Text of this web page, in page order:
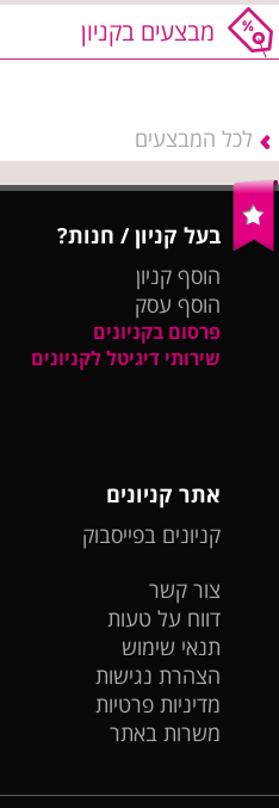
מבצעים בקניון
לכל המבצעים
בעל קניון / חנות?
הוסף קניון
הוסף עסק
פרסום בקניונים
שירותי דיגיטל לקניונים
אתר קניונים
קניונים בפייסבוק
צור קשר
דווח על טעות
תנאי שימוש
הצהרת נגישות
מדיניות פרטיות
משרות באתר